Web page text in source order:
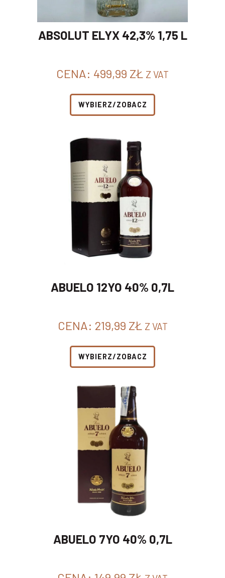
ABSOLUT ELYX 42,3% 1,75 L
CENA: 499,99 ZŁ Z VAT
WYBIERZ/ZOBACZ
ABUELO 12YO 40% 0,7L
CENA: 219,99 ZŁ Z VAT
WYBIERZ/ZOBACZ
ABUELO 7YO 40% 0,7L